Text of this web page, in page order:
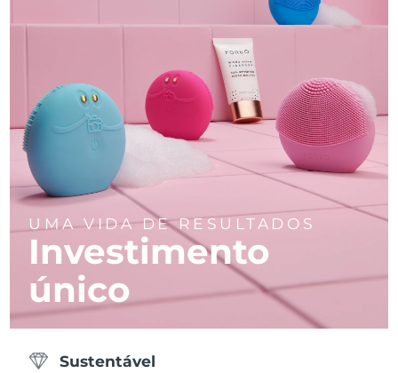
UMA VIDA DE RESULTADOS
Investimento
único
Sustentável